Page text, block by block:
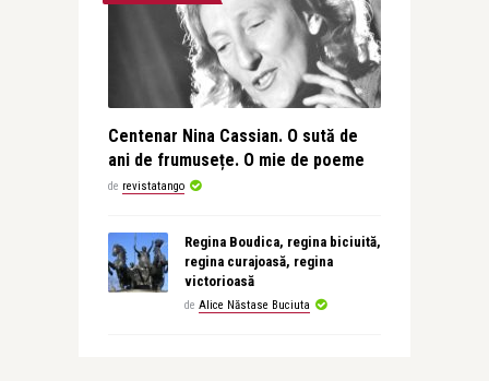
Centenar Nina Cassian. O sută de
ani de frumusețe. O mie de poeme
de revistatango
Regina Boudica, regina biciuită,
regina curajoasă, regina
victorioasă
de Alice Năstase Buciuta